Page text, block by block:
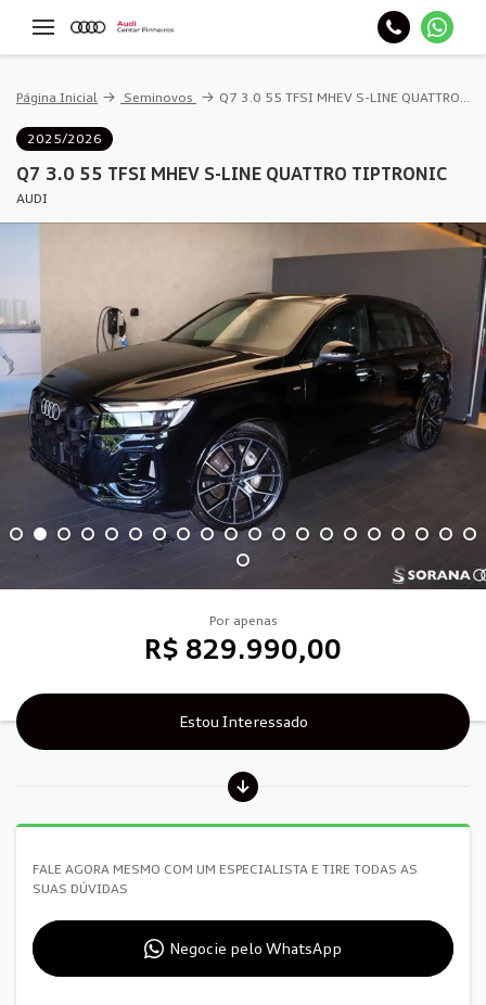
Página Inicial Seminovos Q7 3.0 55 TFSI MHEV S-LINE QUATTRO TIPTRONIC
2025/2026
Q7 3.0 55 TFSI MHEV S-LINE QUATTRO TIPTRONIC
AUDI
Por apenas
R$ 829.990,00
Estou Interessado
FALE AGORA MESMO COM UM ESPECIALISTA E TIRE TODAS AS
SUAS DÚVIDAS
Negocie pelo WhatsApp